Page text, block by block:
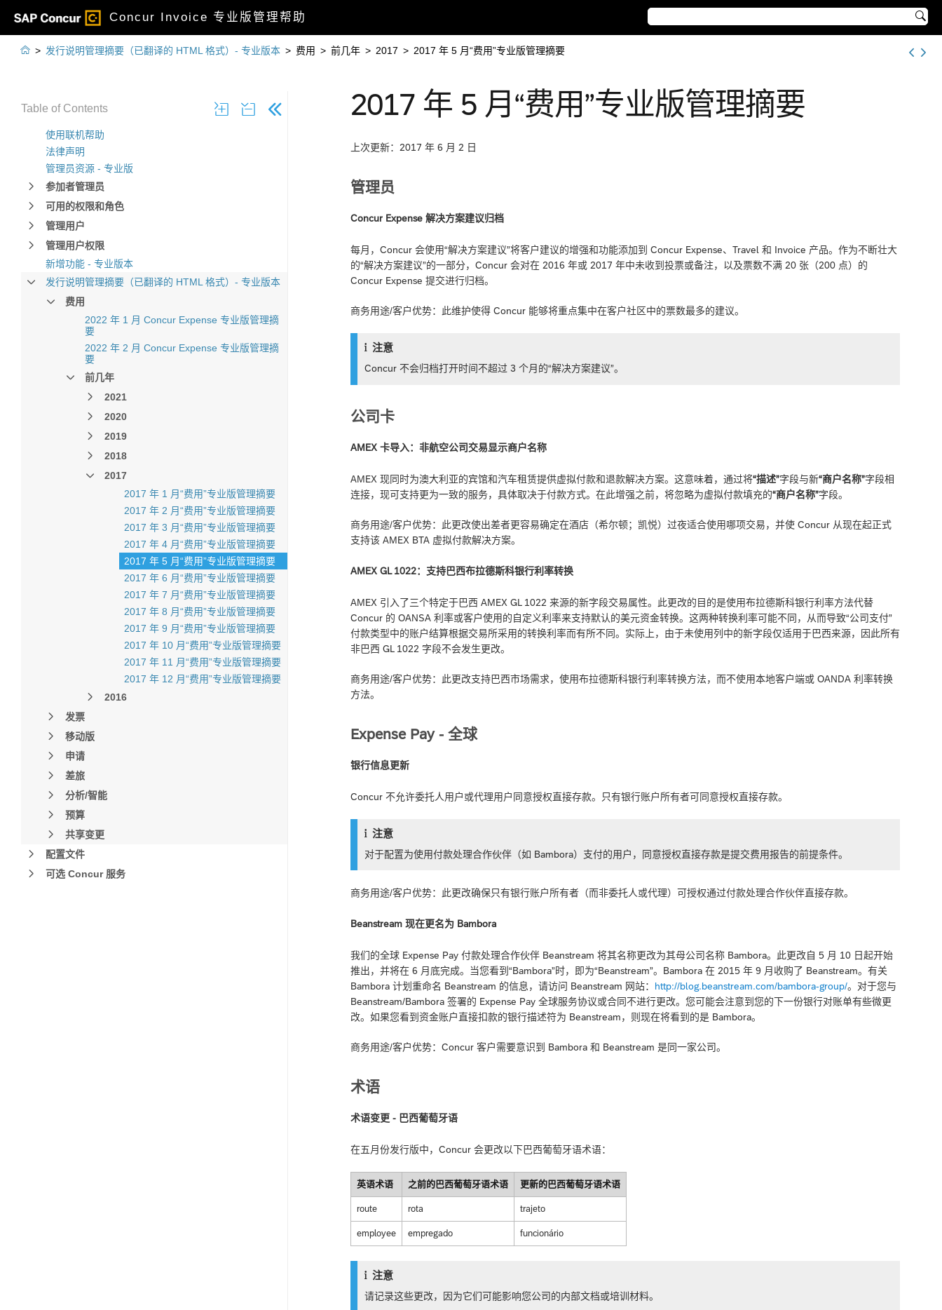
Concur Invoice 专业版管理帮助 
Table of Contents
使用联机帮助
法律声明
管理员资源 - 专业版
参加者管理员
可用的权限和角色
管理用户
管理用户权限
新增功能 - 专业版本
发行说明管理摘要（已翻译的 HTML 格式）- 专业版本
费用
2022 年 1 月 Concur Expense 专业版管理摘
要
2022 年 2 月 Concur Expense 专业版管理摘
要
前几年
2021
2020
2019
2018
2017
2017 年 1 月“费用”专业版管理摘要
2017 年 2 月“费用”专业版管理摘要
2017 年 3 月“费用”专业版管理摘要
2017 年 4 月“费用”专业版管理摘要
2017 年 5 月“费用”专业版管理摘要
2017 年 6 月“费用”专业版管理摘要
2017 年 7 月“费用”专业版管理摘要
2017 年 8 月“费用”专业版管理摘要
2017 年 9 月“费用”专业版管理摘要
2017 年 10 月“费用”专业版管理摘要
2017 年 11 月“费用”专业版管理摘要
2017 年 12 月“费用”专业版管理摘要
2016
发票
移动版
申请
差旅
分析/智能
预算
共享变更
配置文件
可选 Concur 服务
 > 发行说明管理摘要（已翻译的 HTML 格式）- 专业版本 > 费用 > 前几年 > 2017 > 2017 年 5 月“费用”专业版管理摘要
2017 年 5 月“费用”专业版管理摘要
上次更新：2017 年 6 月 2 日
管理员
Concur Expense 解决方案建议归档
每月，Concur 会使用“解决方案建议”将客户建议的增强和功能添加到 Concur Expense、Travel 和 Invoice 产品。作为不断壮大
的“解决方案建议”的一部分，Concur 会对在 2016 年或 2017 年中未收到投票或备注，以及票数不满 20 张（200 点）的
Concur Expense 提交进行归档。
商务用途/客户优势：此维护使得 Concur 能够将重点集中在客户社区中的票数最多的建议。
注意
Concur 不会归档打开时间不超过 3 个月的“解决方案建议”。
公司卡
AMEX 卡导入：非航空公司交易显示商户名称
AMEX 现同时为澳大利亚的宾馆和汽车租赁提供虚拟付款和退款解决方案。这意味着，通过将“描述”字段与新“商户名称”字段相
连接，现可支持更为一致的服务，具体取决于付款方式。在此增强之前，将忽略为虚拟付款填充的“商户名称”字段。
商务用途/客户优势：此更改使出差者更容易确定在酒店（希尔顿；凯悦）过夜适合使用哪项交易，并使 Concur 从现在起正式
支持该 AMEX BTA 虚拟付款解决方案。
AMEX GL 1022：支持巴西布拉德斯科银行利率转换
AMEX 引入了三个特定于巴西 AMEX GL 1022 来源的新字段交易属性。此更改的目的是使用布拉德斯科银行利率方法代替
Concur 的 OANSA 利率或客户使用的自定义利率来支持默认的美元资金转换。这两种转换利率可能不同，从而导致“公司支付”
付款类型中的账户结算根据交易所采用的转换利率而有所不同。实际上，由于未使用列中的新字段仅适用于巴西来源，因此所有
非巴西 GL 1022 字段不会发生更改。
商务用途/客户优势：此更改支持巴西市场需求，使用布拉德斯科银行利率转换方法，而不使用本地客户端或 OANDA 利率转换
方法。
Expense Pay - 全球
银行信息更新
Concur 不允许委托人用户或代理用户同意授权直接存款。只有银行账户所有者可同意授权直接存款。
注意
对于配置为使用付款处理合作伙伴（如 Bambora）支付的用户，同意授权直接存款是提交费用报告的前提条件。
商务用途/客户优势：此更改确保只有银行账户所有者（而非委托人或代理）可授权通过付款处理合作伙伴直接存款。
Beanstream 现在更名为 Bambora
我们的全球 Expense Pay 付款处理合作伙伴 Beanstream 将其名称更改为其母公司名称 Bambora。此更改自 5 月 10 日起开始
推出，并将在 6 月底完成。当您看到“Bambora”时，即为“Beanstream”。Bambora 在 2015 年 9 月收购了 Beanstream。有关
Bambora 计划重命名 Beanstream 的信息，请访问 Beanstream 网站： http://blog.beanstream.com/bambora-group/。对于您与
Beanstream/Bambora 签署的 Expense Pay 全球服务协议或合同不进行更改。您可能会注意到您的下一份银行对账单有些微更
改。如果您看到资金账户直接扣款的银行描述符为 Beanstream，则现在将看到的是 Bambora。
商务用途/客户优势：Concur 客户需要意识到 Bambora 和 Beanstream 是同一家公司。
术语
术语变更 - 巴西葡萄牙语
在五月份发行版中，Concur 会更改以下巴西葡萄牙语术语：
英语术语 之前的巴西葡萄牙语术语 更新的巴西葡萄牙语术语
route rota trajeto
employee empregado funcionário
注意
请记录这些更改，因为它们可能影响您公司的内部文档或培训材料。